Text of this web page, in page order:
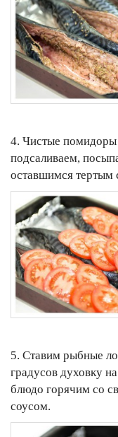
4. Чистые
подсаливаем,
оставшимся тертым
5. Ставим рыбные
градусов духовку
блюдо горячим со
соусом.